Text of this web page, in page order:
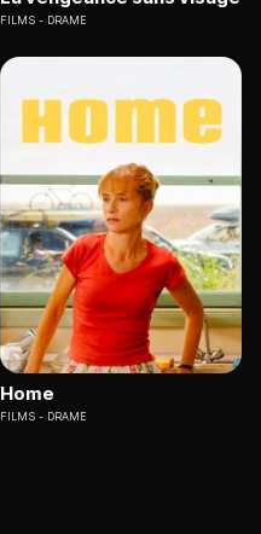
FILMS DRAME
Home
FILMS DRAME